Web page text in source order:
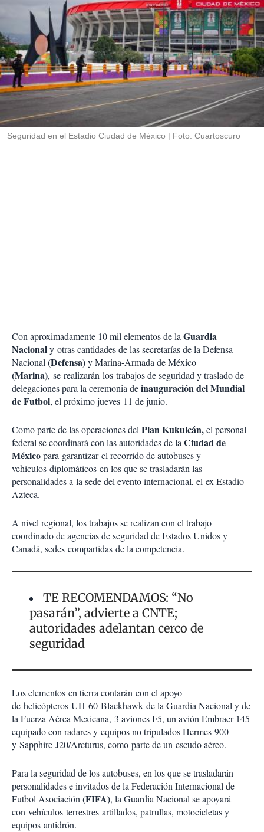
d
e
c
o
m
p
a
r
t
i
Seguridad en el Estadio Ciudad de México Foto: Cuartoscuro
Con aproximadamente 10 mil elementos de laGuardia
Nacionaly otras cantidades de las secretarías de la Defensa
Nacional(Defensa)y Marina-Armada de México
(Marina), se realizarán los trabajos de seguridad y traslado de
delegaciones para la ceremonia deinauguración del Mundial
de Futbol, el próximo jueves 11 de junio.
Como parte de las operaciones delPlan Kukulcán,el personal
federal se coordinará con las autoridades de laCiudad de
Méxicopara garantizar el recorrido de autobuses y
vehículos diplomáticos en los que se trasladarán las
personalidades a la sede del evento internacional, el ex Estadio
Azteca.
A nivel regional, los trabajos se realizan con el trabajo
coordinado de agencias de seguridad de Estados Unidos y
Canadá, sedes compartidas de la competencia.
TE RECOMENDAMOS: “No
pasarán”, advierte a CNTE;
autoridades adelantan cerco de
seguridad
Los elementos en tierra contarán con el apoyo
de helicópteros UH-60 Blackhawk de la Guardia Nacional y de
la Fuerza Aérea Mexicana, 3 aviones F5, un avión Embraer-145
equipado con radares y equipos no tripulados Hermes 900
y Sapphire J20/Arcturus, como parte de un escudo aéreo.
Para la seguridad de los autobuses, en los que se trasladarán
personalidades e invitados de la Federación Internacional de
Futbol Asociación(FIFA), la Guardia Nacional se apoyará
con vehículos terrestres artillados, patrullas, motocicletas y
equipos antidrón.